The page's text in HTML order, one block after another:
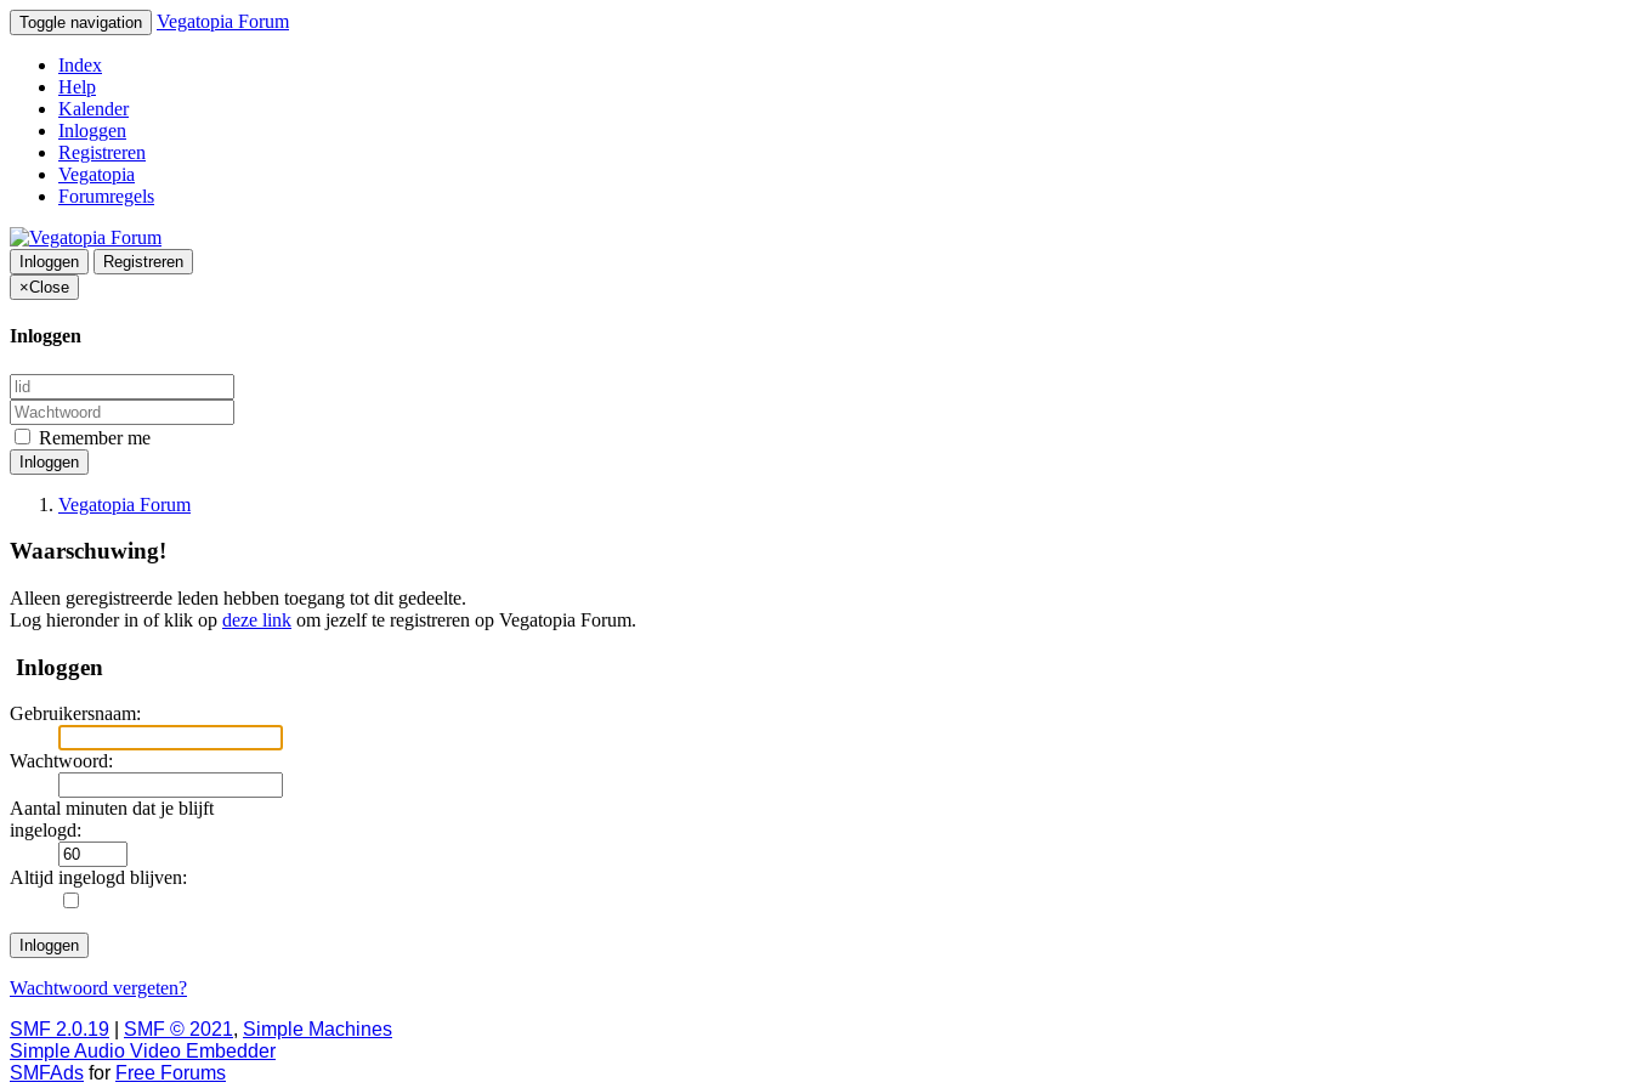
Toggle navigation Vegatopia Forum
Index
Help
Kalender
Inloggen
Registreren
Vegatopia
Forumregels
Inloggen
Registreren
×Close
Inloggen
Remember me
Inloggen
Vegatopia Forum
Waarschuwing!
Alleen geregistreerde leden hebben toegang tot dit gedeelte.
Log hieronder in of klik op deze link om jezelf te registreren op Vegatopia Forum.
Inloggen
Gebruikersnaam:
Wachtwoord:
Aantal minuten dat je blijft
ingelogd:
Altijd ingelogd blijven:
Wachtwoord vergeten?
SMF 2.0.19
SMF © 2021, Simple Machines
Simple Audio Video Embedder
SMFAds for Free Forums